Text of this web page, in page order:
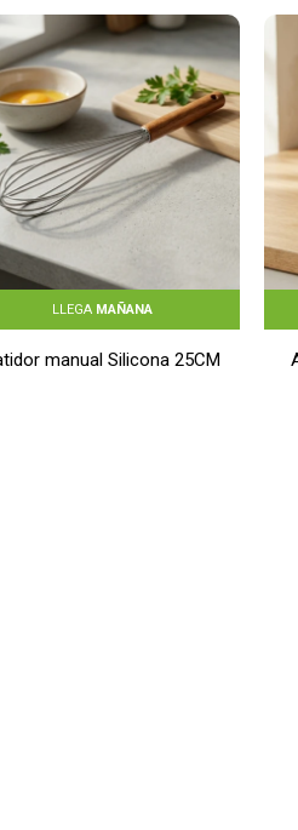
LLEGAMAÑANA
Mango Acacia - BLANCO